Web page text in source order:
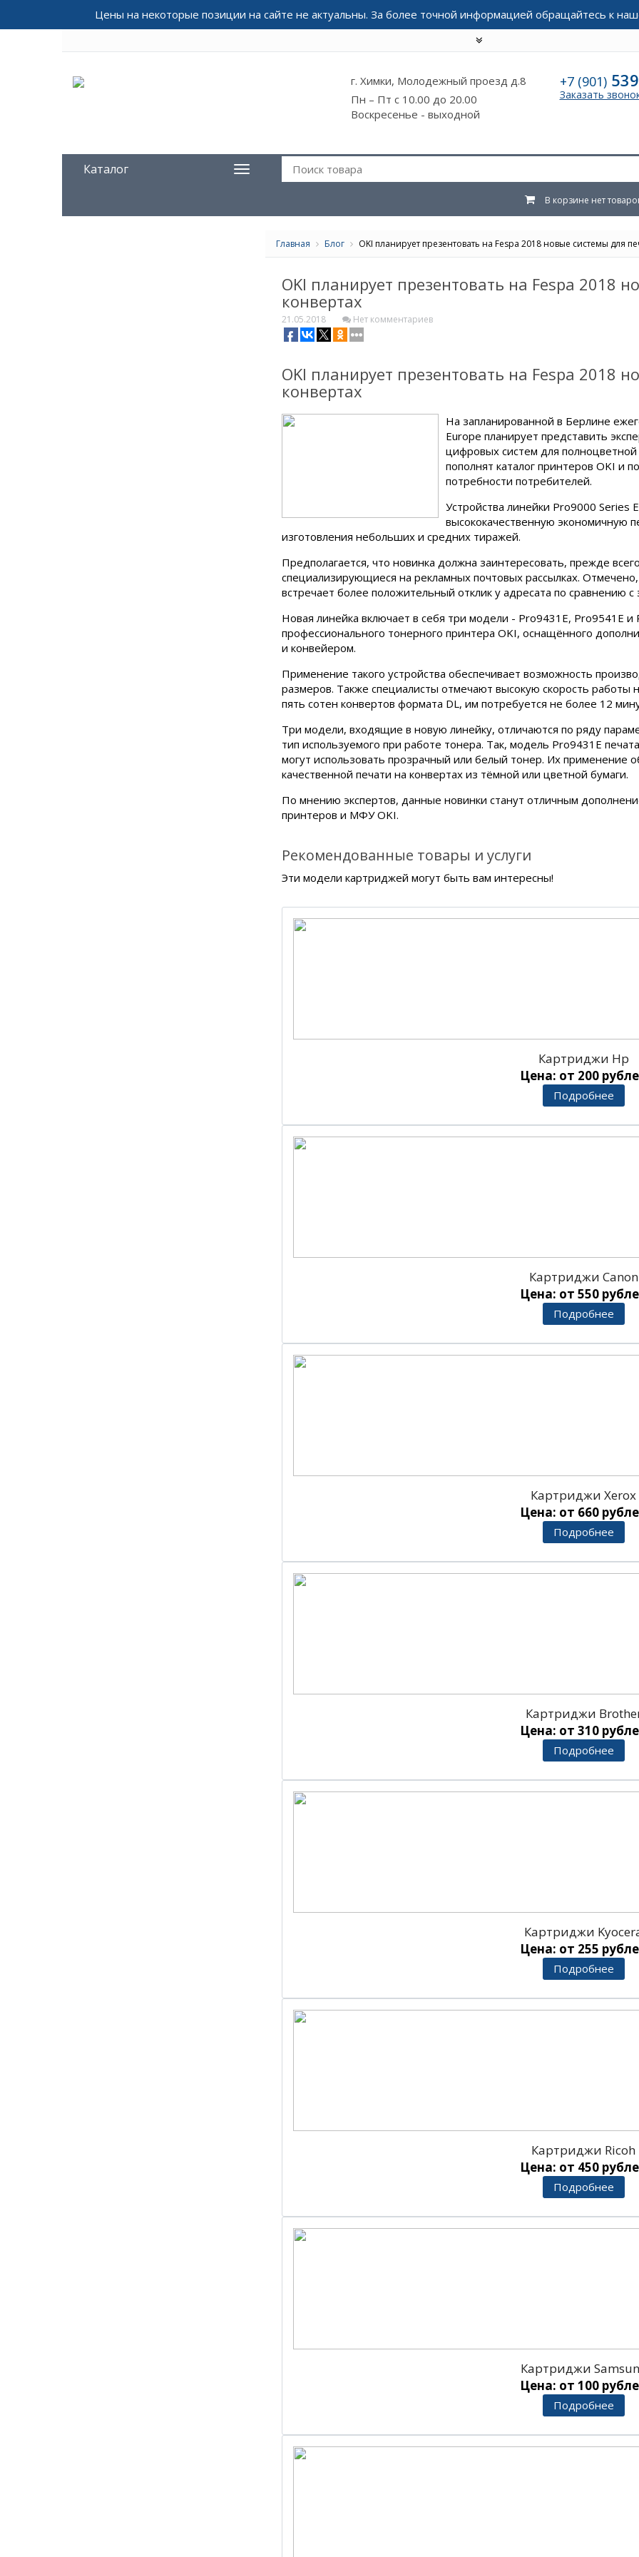
Цены на некоторые позиции на сайте не актуальны. За более точной информацией обращайтесь к
г. Химки, Молодежный проезд д.8
Пн – Пт с 10.00 до 20.00
Воскресенье - выходной
+7 (901)
Заказать
Каталог
В корзине нет
Главная Блог OKI планирует презентовать на Fespa 2018 новые системы для
OKI планирует презентовать на Fespa 2018
конвертах
21.05.2018 Нет комментариев
OKI планирует презентовать на Fespa 2018
конвертах
На запланированной в Берлине
Europe планирует представить
цифровых систем для
пополнят каталог принтеров OKI и
потребности потребителей.
Устройства линейки Pro9000 Series
высококачественную экономичную
изготовления небольших и средних тиражей.
Предполагается, что новинка должна заинтересовать, прежде
специализирующиеся на рекламных почтовых рассылках.
встречает более положительный отклик у адресата по сравнению
Новая линейка включает в себя три модели - Pro9431E, Pro9541E
профессионального тонерного принтера OKI, оснащённого
и конвейером.
Применение такого устройства обеспечивает возможность
размеров. Также специалисты отмечают высокую скорость работы
пять сотен конвертов формата DL, им потребуется не более 12
Три модели, входящие в новую линейку, отличаются по ряду
тип используемого при работе тонера. Так, модель Pro9431E
могут использовать прозрачный или белый тонер. Их применение
качественной печати на конвертах из тёмной или цветной бумаги.
По мнению экспертов, данные новинки станут отличным
принтеров и МФУ OKI.
Рекомендованные товары и услуги
Эти модели картриджей могут быть вам интересны!
Картриджи Hp
Цена: от 200
Подробнее
Картриджи Canon
Цена: от 550
Подробнее
Картриджи Xerox
Цена: от 660
Подробнее
Картриджи
Цена: от 310
Подробнее
Картриджи
Цена: от 255
Подробнее
Картриджи Ricoh
Цена: от 450
Подробнее
Картриджи
Цена: от 100
Подробнее